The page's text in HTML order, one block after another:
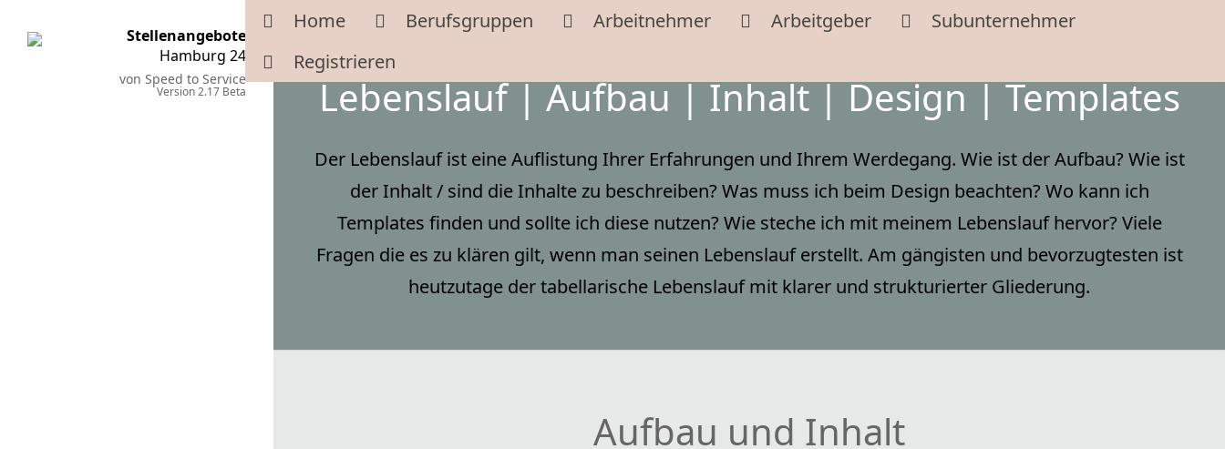
Home Berufsgruppen Arbeitnehmer Arbeitgeber
Subunternehmer
Registrieren
Stellenangebote
Hamburg 24
von Speed to Service
Version 2.17 Beta Lebenslauf | Aufbau | Inhalt | Design | Templates
Der Lebenslauf ist eine Auflistung Ihrer Erfahrungen und Ihrem Werdegang. Wie ist der Aufbau? Wie ist
der Inhalt / sind die Inhalte zu beschreiben? Was muss ich beim Design beachten? Wo kann ich
Templates finden und sollte ich diese nutzen? Wie steche ich mit meinem Lebenslauf hervor? Viele
Fragen die es zu klären gilt, wenn man seinen Lebenslauf erstellt. Am gängisten und bevorzugtesten ist
heutzutage der tabellarische Lebenslauf mit klarer und strukturierter Gliederung.
Aufbau und Inhalt